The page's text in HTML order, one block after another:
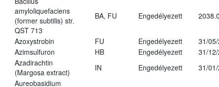
amyloliquefaciens
(former subtilis) str.
QST 713
BA, FU Engedélyezett
Azoxystrobin FU Engedélyezett
31/
Azimsulfuron
HB Engedélyezett
31/
Azadirachtin
(Margosa extract)
IN Engedélyezett
31/
Aureobasidium